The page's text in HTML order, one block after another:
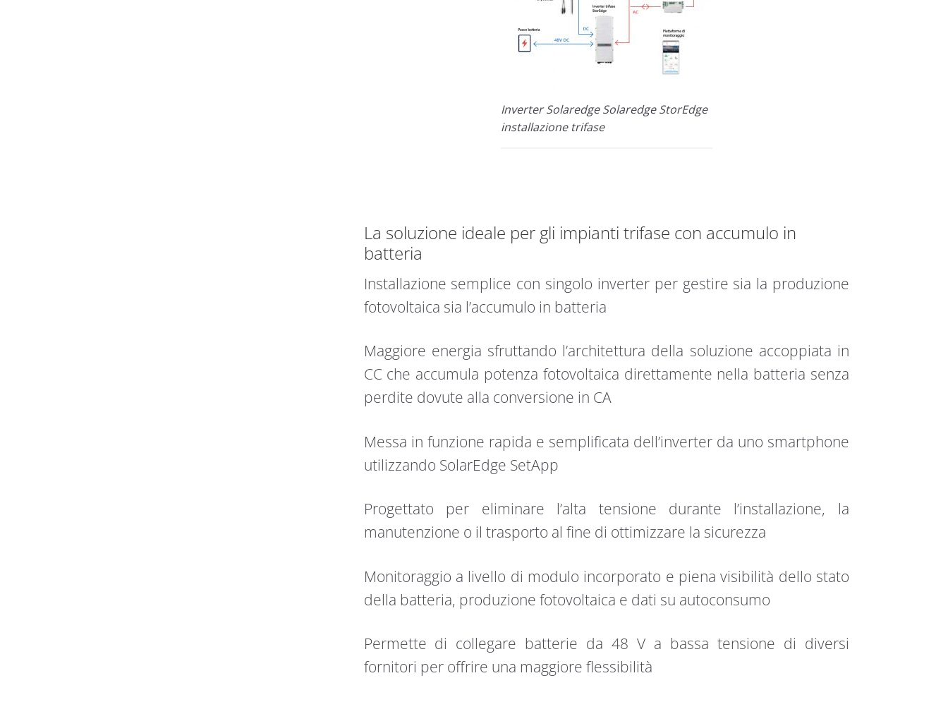
Inverter Solaredge Solaredge StorEdge
installazione trifase
La soluzione ideale per gli impianti trifase con accumulo in
batteria
Installazione semplice con singolo inverter per gestire sia la produzione
fotovoltaica sia l’accumulo in batteria
Maggiore energia sfruttando l’architettura della soluzione accoppiata in
CC che accumula potenza fotovoltaica direttamente nella batteria senza
perdite dovute alla conversione in CA
Messa in funzione rapida e semplificata dell’inverter da uno smartphone
utilizzando SolarEdge SetApp
Progettato per eliminare l’alta tensione durante l’installazione, la
manutenzione o il trasporto al fine di ottimizzare la sicurezza
Monitoraggio a livello di modulo incorporato e piena visibilità dello stato
della batteria, produzione fotovoltaica e dati su autoconsumo
Permette di collegare batterie da 48 V a bassa tensione di diversi
fornitori per offrire una maggiore flessibilità